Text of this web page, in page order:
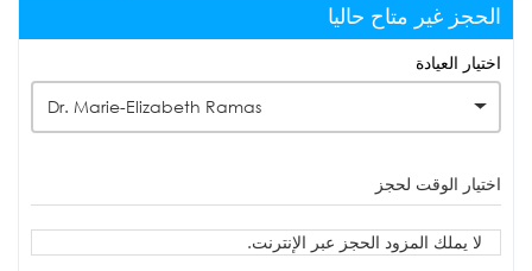
الحجز غير متاح حاليا
اختيار العيادة
Dr. Marie-Elizabeth Ramas
اختيار الوقت لحجز
لا يملك المزود الحجز عبر الإنترنت.